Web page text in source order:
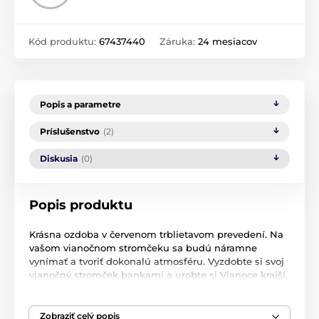
Kód produktu: 67437440 Záruka: 24 mesiacov
Popis a parametre
Príslušenstvo (2)
Diskusia (0)
Popis produktu
Krásna ozdoba v červenom trblietavom prevedení. Na
vašom vianočnom stromčeku sa budú náramne
vynímať a tvoriť dokonalú atmosféru. Vyzdobte si svoj
vianočný stromček bankami a urobte si Vianoce krajší.
Zobraziť celý popis